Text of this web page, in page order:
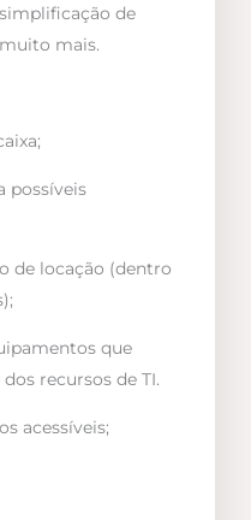
de
mais.
possíveis
de locação (dentro
que
recursos de TI.
acessíveis;